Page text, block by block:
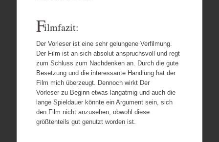
Filmfazit:
Der Vorleser ist eine sehr gelungene Verfilmung.
Der Film ist an sich absolut anspruchsvoll und regt
zum Schluss zum Nachdenken an. Durch die gute
Besetzung und die interessante Handlung hat der
Film mich überzeugt. Dennoch wirkt Der
Vorleser zu Beginn etwas langatmig und auch die
lange Spieldauer könnte ein Argument sein, sich
den Film nicht anzusehen, obwohl diese
größtenteils gut genutzt worden ist.